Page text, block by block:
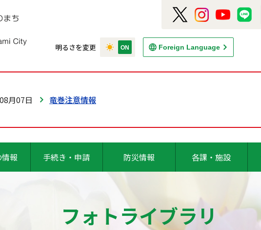
明るさを変更 Foreign Language
月07日 竜巻注意情報
報 手続き・申請 防災情報 各課・施設
フォトライブラリ